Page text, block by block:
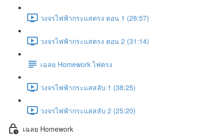
วงจรไฟฟ้ากระแสตรง ตอน 1 (28:57)
วงจรไฟฟ้ากระแสตรง ตอน 2 (31:14)
เฉลย Homework ไฟตรง
วงจรไฟฟ้ากระแสสลับ 1 (38:25)
วงจรไฟฟ้ากระแสสลับ 2 (25:20)
เฉลย Homework